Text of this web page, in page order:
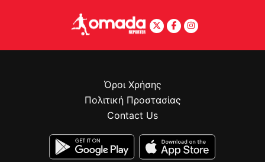
Όροι Χρήσης
Πολιτική Προστασίας
Contact Us